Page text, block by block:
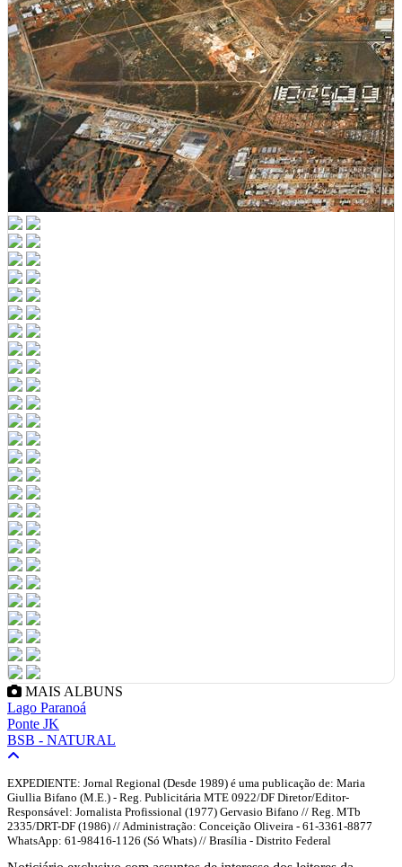
MAIS ALBUNS
Lago Paranoá
Ponte JK
BSB - NATURAL
EXPEDIENTE: Jornal Regional (Desde 1989) é uma publicação de: Maria
Giullia Bifano (M.E.) - Reg. Publicitária MTE 0922/DF Diretor/Editor-
Responsável: Jornalista Profissional (1977) Gervasio Bifano // Reg. MTb
2335/DRT-DF (1986) // Administração: Conceição Oliveira - 61-3361-8877
WhatsApp: 61-98416-1126 (Só Whats) // Brasília - Distrito Federal